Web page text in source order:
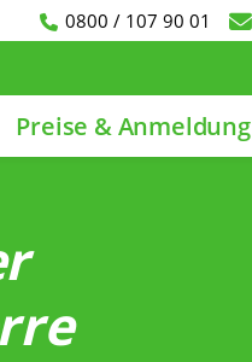
0800 / 107 90 01
Preise & Anmeldung